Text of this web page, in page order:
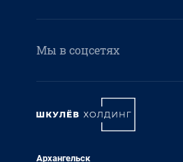
Мы в соцсетях
Архангельск